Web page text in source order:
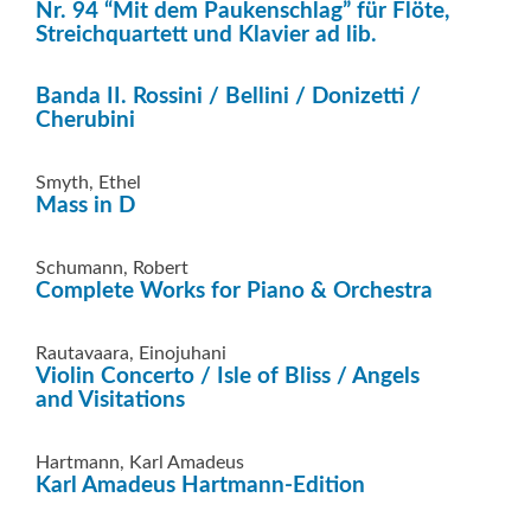
Nr. 94 “Mit dem Paukenschlag” für Flöte,
Streichquartett und Klavier ad lib.
Banda II. Rossini / Bellini / Donizetti /
Cherubini
Smyth, Ethel
Mass in D
Schumann, Robert
Complete Works for Piano & Orchestra
Rautavaara, Einojuhani
Violin Concerto / Isle of Bliss / Angels
and Visitations
Hartmann, Karl Amadeus
Karl Amadeus Hartmann-Edition